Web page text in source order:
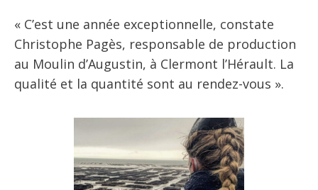
« C’est une année exceptionnelle, constate
Christophe Pagès, responsable de production
au Moulin d’Augustin, à Clermont l’Hérault. La
qualité et la quantité sont au rendez-vous ».